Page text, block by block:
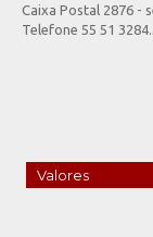
Caixa Postal 2876 -
Telefone 55 51
Valores